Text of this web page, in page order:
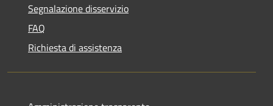
Segnalazione disservizio
FAQ
Richiesta di assistenza